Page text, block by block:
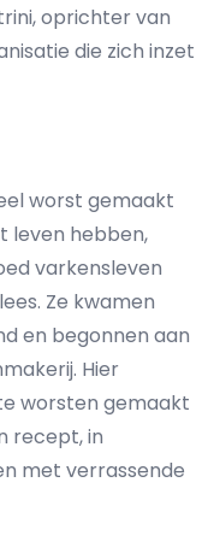
oprichter van
die zich inzet
worst gemaakt
leven hebben,
varkensleven
Ze kwamen
en begonnen aan
Hier
worsten gemaakt
recept, in
met verrassende